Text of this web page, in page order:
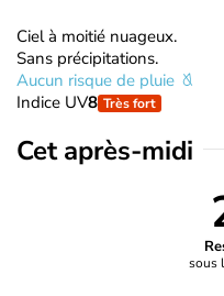
Ciel à moitié nuageux.
Sans précipitations.
Aucun risque de pluie
Indice UV8 Très fort
Cet après-midi
sous